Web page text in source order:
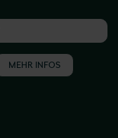
MEHR INFOS